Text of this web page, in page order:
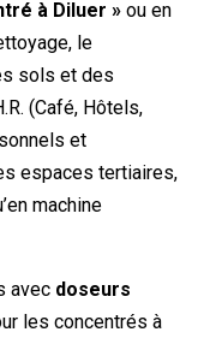
à Diluer » ou en
le
sols et des
(Café, Hôtels,
et
espaces tertiaires,
machine
avec doseurs
les concentrés à